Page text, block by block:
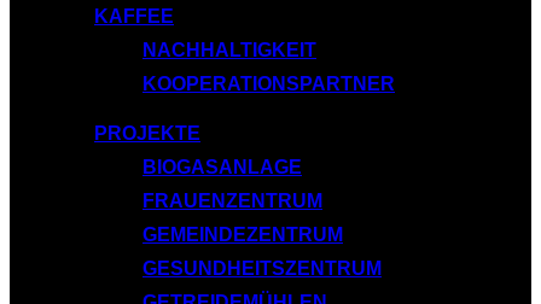
KAFFEE
NACHHALTIGKEIT
KOOPERATIONSPARTNER
PROJEKTE
BIOGASANLAGE
FRAUENZENTRUM
GEMEINDEZENTRUM
GESUNDHEITSZENTRUM